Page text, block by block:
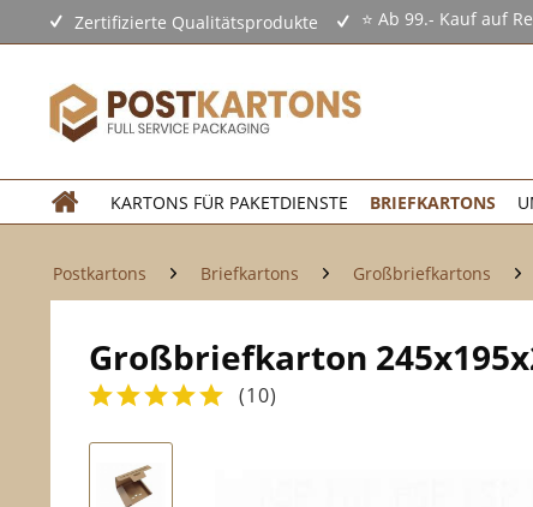
Zertifizierte Qualitätsprodukte ⭐ Ab 99.- Kauf auf
KARTONS FÜR PAKETDIENSTE BRIEFKARTONS
Postkartons Briefkartons Großbriefkartons
Großbriefkarton
(10)